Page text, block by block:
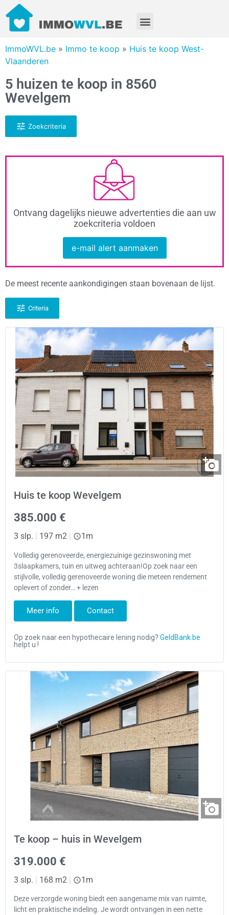
ImmoWVL.be » Immo te koop » Huis te koop West-
Vlaanderen
5 huizen te koop in 8560
Wevelgem
Zoekcriteria
Ontvang dagelijks nieuwe advertenties die aan uw
zoekcriteria voldoen
e-mail alert aanmaken
De meest recente aankondigingen staan bovenaan de lijst.
Criteria
Huis te koop Wevelgem
385.000 €
3 slp. 197 m2 1m
Volledig gerenoveerde, energiezuinige gezinswoning met
3slaapkamers, tuin en uitweg achteraan!Op zoek naar een
stijlvolle, volledig gerenoveerde woning die meteen rendement
oplevert of zonder… + lezen
Meer info Contact
Te koop – huis in Wevelgem
319.000 €
3 slp. | 168 m2 | 1m
Deze verzorgde woning biedt een aangename mix van ruimte,
licht en praktische indeling. Je wordt ontvangen in een nette